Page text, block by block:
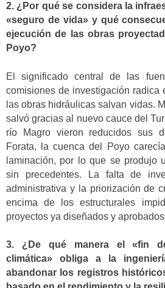
2. ¿Por qué se considera la
«seguro de vida» y qué
ejecución de las obras
Poyo?
El significado central de las
comisiones de investigación radica
las obras hidráulicas salvan vidas.
salvó gracias al nuevo cauce del
río Magro vieron reducidos sus
Forata, la cuenca del Poyo
laminación, por lo que se produjo
sin precedentes. La falta de
administrativa y la priorización de
encima de los estructurales
proyectos ya diseñados y
3. ¿De qué manera el «fin
climática» obliga a la
abandonar los registros